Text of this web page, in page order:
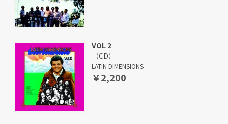
VOL 2
（CD）
LATIN DIMENSIONS
￥2,200